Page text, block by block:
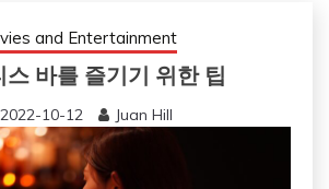
and Entertainment
스 바를 즐기기 위한 팁
2022-10-12 Juan Hill